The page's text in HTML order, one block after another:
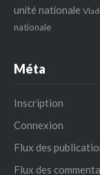
unité nationale
nationale
Méta
Inscription
Connexion
Flux des
Flux des